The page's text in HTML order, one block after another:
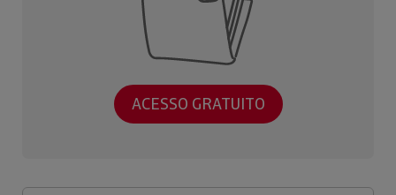
ACESSO GRATUITO